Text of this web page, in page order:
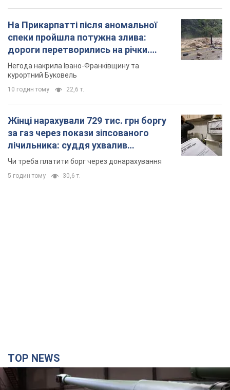
На Прикарпатті після аномальної
спеки пройшла потужна злива:
дороги перетворились на річки.
Відео
Негода накрила Івано-Франківщину та
курортний Буковель
10 годин тому 22,6 т.
Жінці нарахували 729 тис. грн боргу
за газ через покази зіпсованого
лічильника: суддя ухвалив
неочікуване рішення
Чи треба платити борг через донарахування
5 годин тому 30,6 т.
TOP NEWS